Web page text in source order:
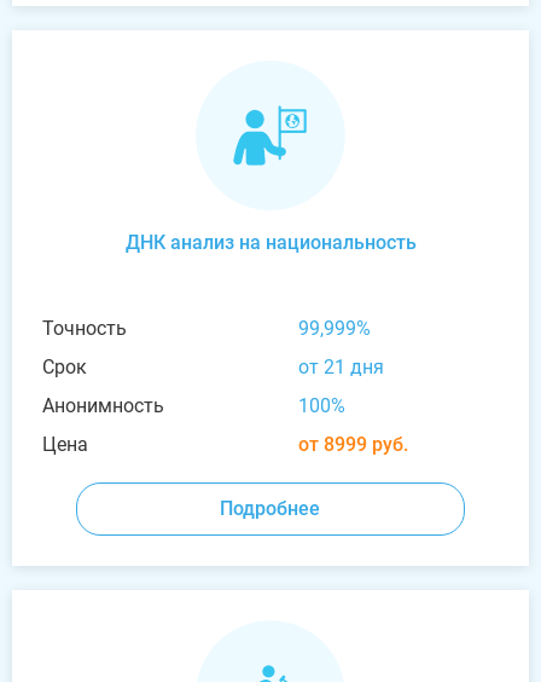
ДНК анализ на национальность
Точность
99,999%
Срок
от 21 дня
Анонимность
100%
Цена
от 8999 руб.
Подробнее